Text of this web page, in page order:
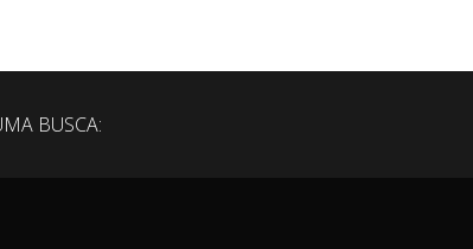
BUSCA: